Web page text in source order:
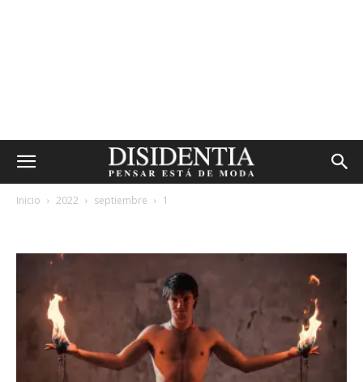
Inicio 2022 septiembre 1